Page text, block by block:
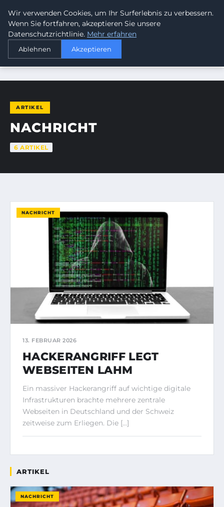
SUMMERBLAST FESTIVAL
STARTSEITE NACHRICHT
ARTIKEL
NACHRICHT
6 ARTIKEL
NACHRICHT
13. FEBRUAR 2026
HACKERANGRIFF LEGT
WEBSEITEN LAHM
Ein massiver Hackerangriff auf wichtige digitale
Infrastrukturen brachte mehrere zentrale
Webseiten in Deutschland und der Schweiz
zeitweise zum Erliegen. Die […]
ARTIKEL
NACHRICHT
Wir verwenden Cookies, um Ihr Surferlebnis zu verbessern.
Wenn Sie fortfahren, akzeptieren Sie unsere
Datenschutzrichtlinie. Mehr erfahren
Ablehnen Akzeptieren